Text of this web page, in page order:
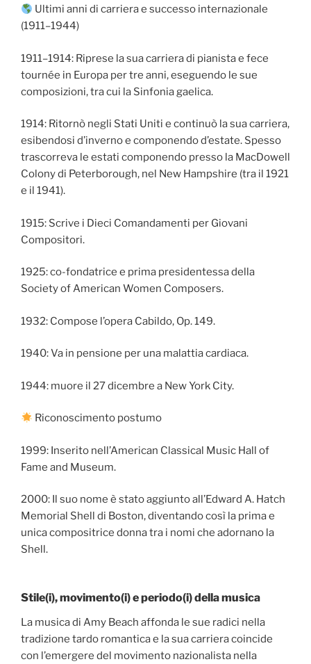
Ultimi anni di carriera e successo internazionale
(1911–1944)
1911–1914: Riprese la sua carriera di pianista e fece
tournée in Europa per tre anni, eseguendo le sue
composizioni, tra cui la Sinfonia gaelica.
1914: Ritornò negli Stati Uniti e continuò la sua carriera,
esibendosi d’inverno e componendo d’estate. Spesso
trascorreva le estati componendo presso la MacDowell
Colony di Peterborough, nel New Hampshire (tra il 1921
e il 1941).
1915: Scrive i Dieci Comandamenti per Giovani
Compositori.
1925: co-fondatrice e prima presidentessa della
Society of American Women Composers.
1932: Compose l’opera Cabildo, Op. 149.
1940: Va in pensione per una malattia cardiaca.
1944: muore il 27 dicembre a New York City.
Riconoscimento postumo
1999: Inserito nell’American Classical Music Hall of
Fame and Museum.
2000: Il suo nome è stato aggiunto all’Edward A. Hatch
Memorial Shell di Boston, diventando così la prima e
unica compositrice donna tra i nomi che adornano la
Shell.
Stile(i), movimento(i) e periodo(i) della musica
La musica di Amy Beach affonda le sue radici nella
tradizione tardo romantica e la sua carriera coincide
con l’emergere del movimento nazionalista nella